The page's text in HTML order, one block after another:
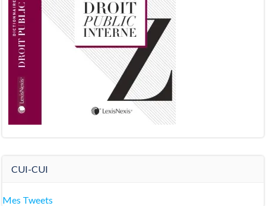
CUI-CUI
Mes Tweets